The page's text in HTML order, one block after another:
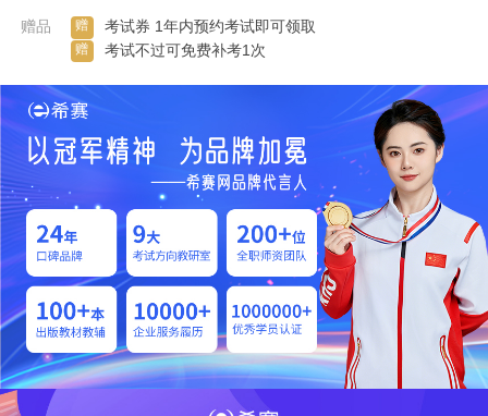
赠品 赠 考试券 1年内预约考试即可领取
赠 考试不过可免费补考1次